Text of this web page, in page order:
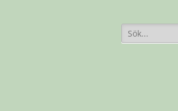
Sök
efter: